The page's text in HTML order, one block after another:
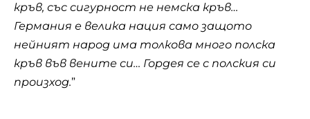
кръв, със сигурност не немска кръв…
Германия е велика нация само защото
нейният народ има толкова много полска
кръв във вените си… Гордея се с полския си
произход.”